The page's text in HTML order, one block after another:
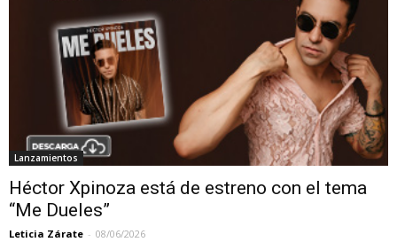
Lanzamientos
Héctor Xpinoza está de estreno con el tema
“Me Dueles”
Leticia Zárate - 08/06/2026